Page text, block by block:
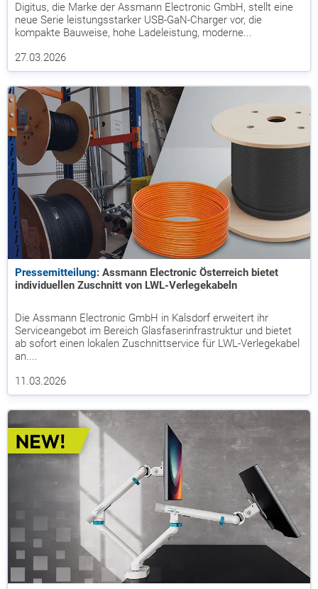
Digitus, die Marke der Assmann Electronic GmbH, stellt eine
neue Serie leistungsstarker USB-GaN-Charger vor, die
kompakte Bauweise, hohe Ladeleistung, moderne...
27.03.2026
Pressemitteilung: Assmann Electronic Österreich bietet
individuellen Zuschnitt von LWL-Verlegekabeln
Die Assmann Electronic GmbH in Kalsdorf erweitert ihr
Serviceangebot im Bereich Glasfaserinfrastruktur und bietet
ab sofort einen lokalen Zuschnittservice für LWL-Verlegekabel
an....
11.03.2026